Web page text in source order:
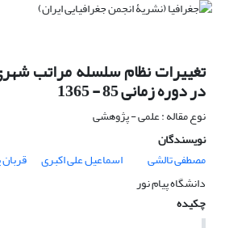
تغییرات نظام سلسله مراتب
در دوره زمانی 85 - 1365
نوع مقاله : علمی - پژوهشی
نویسندگان
مصطفی تالشی
اسماعیل علی اکبری
دانشگاه پیام نور
چکیده